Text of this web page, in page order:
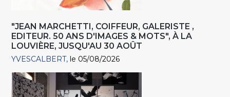
"JEAN MARCHETTI, COIFFEUR, GALERISTE ,
EDITEUR. 50 ANS D'IMAGES & MOTS", À LA
LOUVIÈRE, JUSQU'AU 30 AOÛT
YVESCALBERT le 05/08/2026